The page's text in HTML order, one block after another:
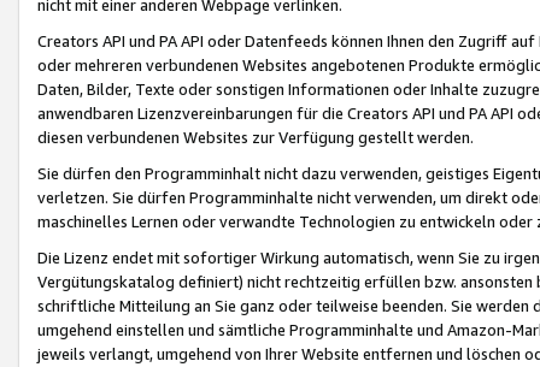
nicht mit einer anderen Webpage verlinken.
Creators API und PA API oder Datenfeeds können Ihnen den Zugriff
oder mehreren verbundenen Websites angebotenen Produkte
Daten, Bilder, Texte oder sonstigen Informationen oder Inhalte
anwendbaren Lizenzvereinbarungen für die Creators API und PA API
diesen verbundenen Websites zur Verfügung gestellt werden.
Sie dürfen den Programminhalt nicht dazu verwenden, geistiges
verletzen. Sie dürfen Programminhalte nicht verwenden, um direkt
maschinelles Lernen oder verwandte Technologien zu entwickeln
Die Lizenz endet mit sofortiger Wirkung automatisch, wenn Sie zu
Vergütungskatalog definiert) nicht rechtzeitig erfüllen bzw. ansonsten
schriftliche Mitteilung an Sie ganz oder teilweise beenden. Sie werden
umgehend einstellen und sämtliche Programminhalte und Amazon-
jeweils verlangt, umgehend von Ihrer Website entfernen und löschen